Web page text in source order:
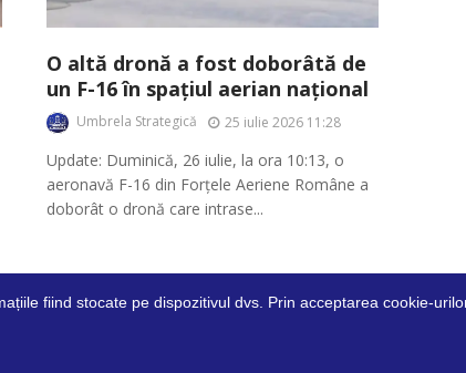
O altă dronă a fost doborâtă de
un F-16 în spațiul aerian național
Umbrela Strategică 25 iulie 2026 11:28
Update: Duminică, 26 iulie, la ora 10:13, o
aeronavă F-16 din Forțele Aeriene Române a
doborât o dronă care intrase...
fiind stocate pe dispozitivul dvs. Prin acceptarea cookie-